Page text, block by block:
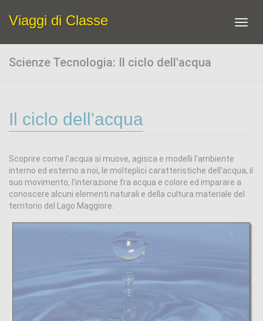
Viaggi di Classe
Scienze Tecnologia: Il ciclo dell'acqua
Il ciclo dell'acqua
Scoprire come l'acqua si muove, agisca e modelli l'ambiente
interno ed esterno a noi, le molteplici caratteristiche dell'acqua, il
suo movimento, l'interazione fra acqua e colore ed imparare a
conoscere alcuni elementi naturali e della cultura materiale del
territorio del Lago Maggiore.